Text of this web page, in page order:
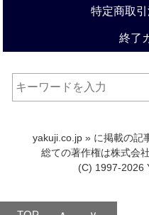
特定商取
終了
yakuji.co.jp » に掲載の記
総ての著作権は株式会
(C) 1997-2026